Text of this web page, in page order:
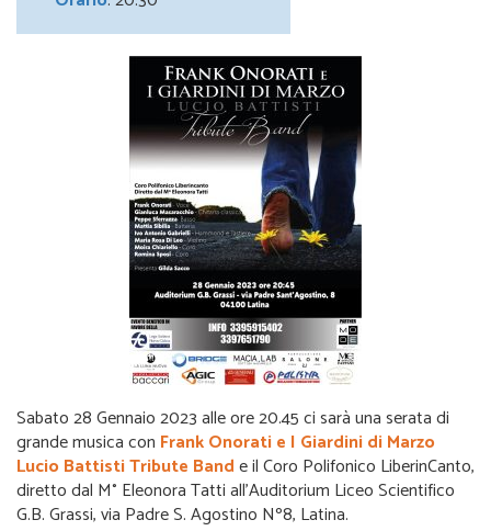
Sabato 28 Gennaio 2023 alle ore 20.45 ci sarà una serata di
grande musica con Frank Onorati e I Giardini di Marzo
Lucio Battisti Tribute Bande il Coro Polifonico LiberinCanto,
diretto dal M° Eleonora Tatti all’Auditorium Liceo Scientifico
G.B. Grassi, via Padre S. Agostino Nº8, Latina.